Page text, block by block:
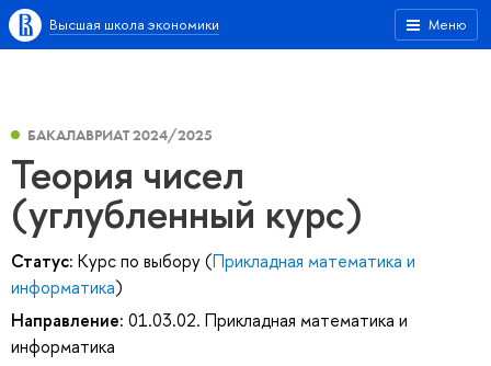
Меню
Высшая школа экономики
БАКАЛАВРИАТ 2024/2025
Теория чисел
(углубленный курс)
Статус: Курс по выбору (Прикладная математика и
информатика)
Направление: 01.03.02. Прикладная математика и
информатика